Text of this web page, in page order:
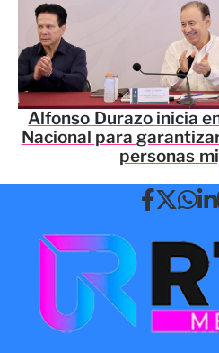
Alfonso Durazo inicia
Nacional para
personas